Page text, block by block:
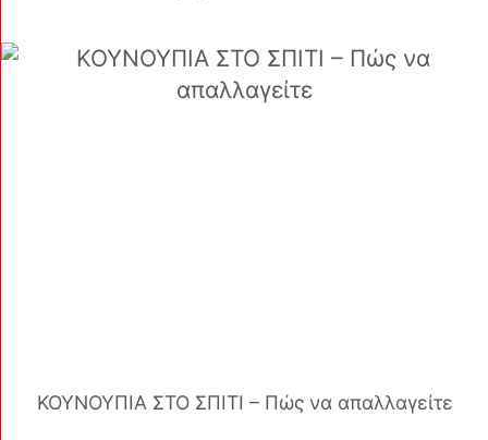
ΚΟΥΝΟΥΠΙΑ ΣΤΟ ΣΠΙΤΙ – Πώς να απαλλαγείτε